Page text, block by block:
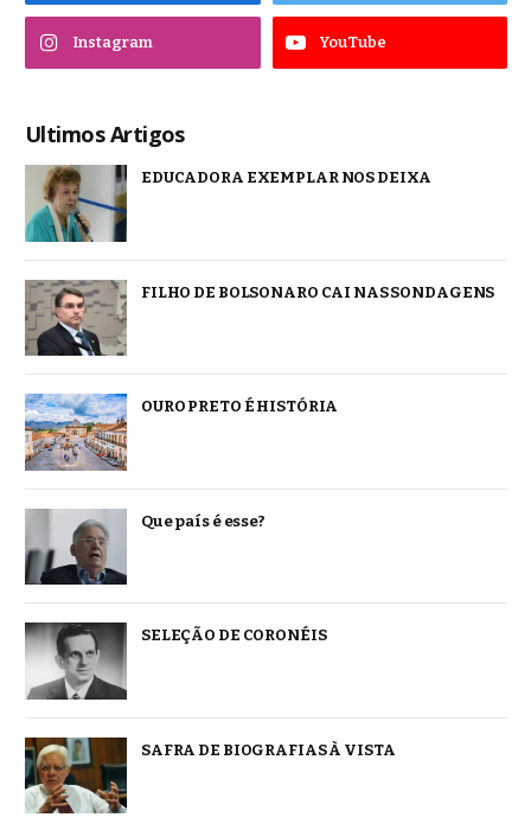
Instagram YouTube
Ultimos Artigos
EDUCADORA EXEMPLAR NOS DEIXA
FILHO DE BOLSONARO CAI NAS SONDAGENS
OURO PRETO É HISTÓRIA
Que país é esse?
SELEÇÃO DE CORONÉIS
SAFRA DE BIOGRAFIAS À VISTA